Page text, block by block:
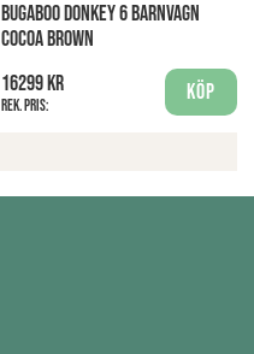
BUGABOO DONKEY 6 BARNVAGN
COCOA BROWN
16299 kr
Rek. pris:
Köp